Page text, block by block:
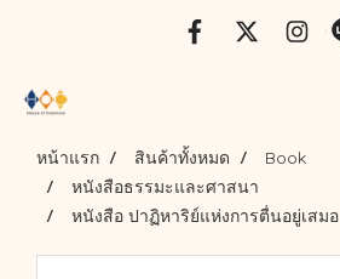
หน้าแรก สินค้าทั้งหมด
Book
หนังสือธรรมะและศาสนา
หนังสือ ปาฏิหาริย์แห่งการตื่นอยู่เสมอ